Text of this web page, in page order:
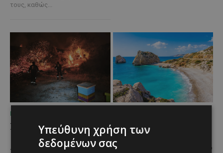
τους, καθώς...
ΜΈΝΟΥΜΕ ΕΝΗΜΕΡΩΜΈΝΟΙ
Συναγερμός στον Κόρνο
μετά την πυρκαγιά –
«Δεν θα υπήρχε δρόμος
Road Trips στην Κύπρο
#3: Η απόλυτη
μονοήμερη διαδρομή στην
Υπεύθυνη χρήση των
δεδομένων σας